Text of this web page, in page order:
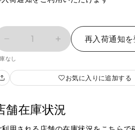
1 再入荷通知を
なし
お気に入りに追加する
舗在庫状況